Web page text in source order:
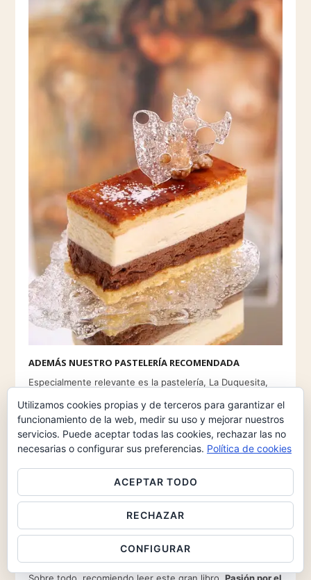
ADEMÁS NUESTRO PASTELERÍA RECOMENDADA
Especialmente relevante es la pastelería, La Duquesita,
Calle de Fernando VI, 2, Madrid.
MIENTRAS TANTO RECORDEMOS EL REFRANERO
ESPAÑOL
CHOCOLATE QUE NO TIÑE, CLARO ESTA!!!
Lo que no cumple su función, no vale.
Extraído del «Diccionario de Refranes» de Luis
Junceda, Editorial Espasa.
TAMBIÉN RECOMENDAMOS LEER LA SIGUIENTE
BIBLIOGRAFÍA
Utilizamos cookies propias y de terceros para garantizar el
funcionamiento de la web, medir su uso y mejorar nuestros
servicios. Puede aceptar todas las cookies, rechazar las no
necesarias o configurar sus preferencias. Política de cookies
ACEPTAR TODO
RECHAZAR
CONFIGURAR